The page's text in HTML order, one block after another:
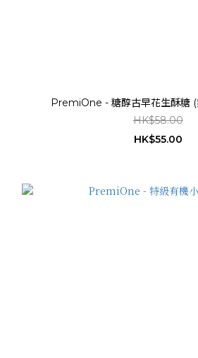
PremiOne - 糖醇古早花生酥糖 (
HK$58.00
HK$55.00